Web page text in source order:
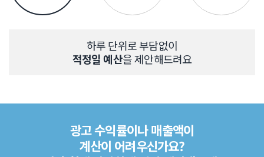
하루 단위로 부담없이
적정일 예산을 제안해드려요
광고 수익률이나 매출액이
계산이 어려우신가요?